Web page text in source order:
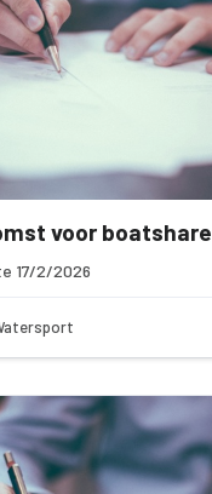
voor boatshare
17/2/2026